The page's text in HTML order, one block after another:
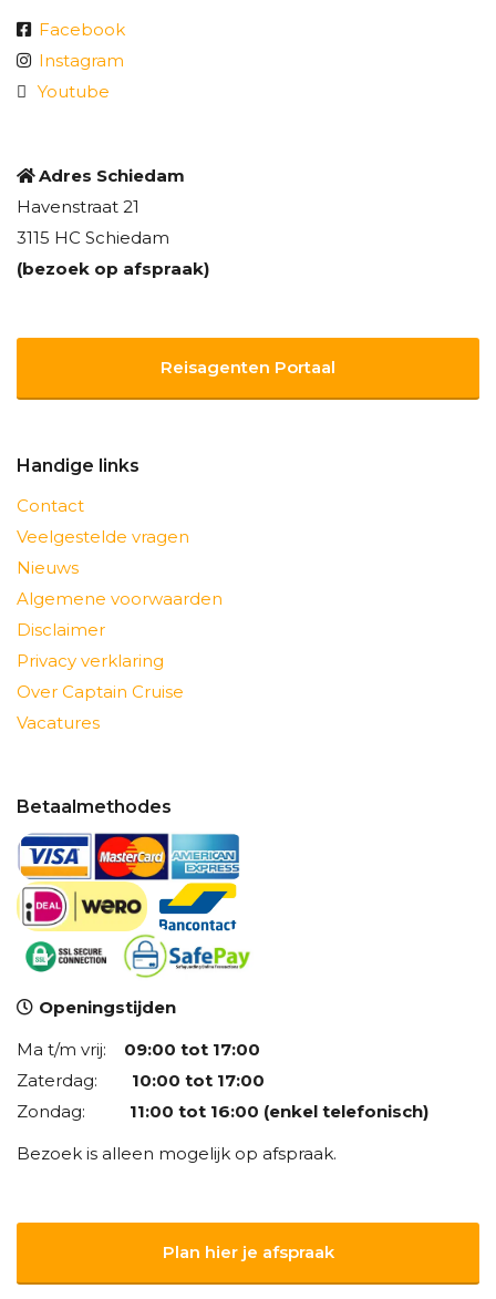
Facebook
Instagram
Youtube
Adres Schiedam
Havenstraat 21
3115 HC Schiedam
(bezoek op afspraak)
Reisagenten Portaal
Handige links
Contact
Veelgestelde vragen
Nieuws
Algemene voorwaarden
Disclaimer
Privacy verklaring
Over Captain Cruise
Vacatures
Betaalmethodes
Openingstijden
Ma t/m vrij: 09:00 tot 17:00
Zaterdag: 10:00 tot 17:00
Zondag: 11:00 tot 16:00 (enkel telefonisch)
Bezoek is alleen mogelijk op afspraak.
Plan hier je afspraak